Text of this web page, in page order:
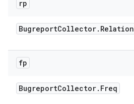
rp
BugreportCollector. Relation
fp
BugreportCollector. Freq